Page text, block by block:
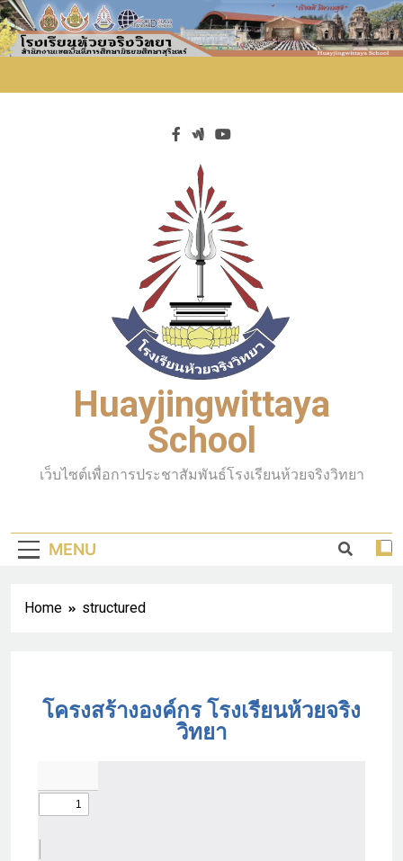
Huayjingwittaya
School
เว็บไซต์เพื่อการประชาสัมพันธ์โรงเรียนห้วยจริงวิทยา
MENU
Home structured
โครงสร้างองค์กร โรงเรียนห้วยจริง
วิทยา